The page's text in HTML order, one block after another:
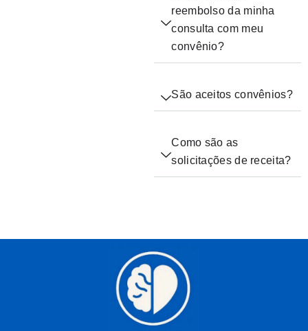
reembolso da minha
consulta com meu
convênio?
São aceitos convênios?
Como são as
solicitações de receita?